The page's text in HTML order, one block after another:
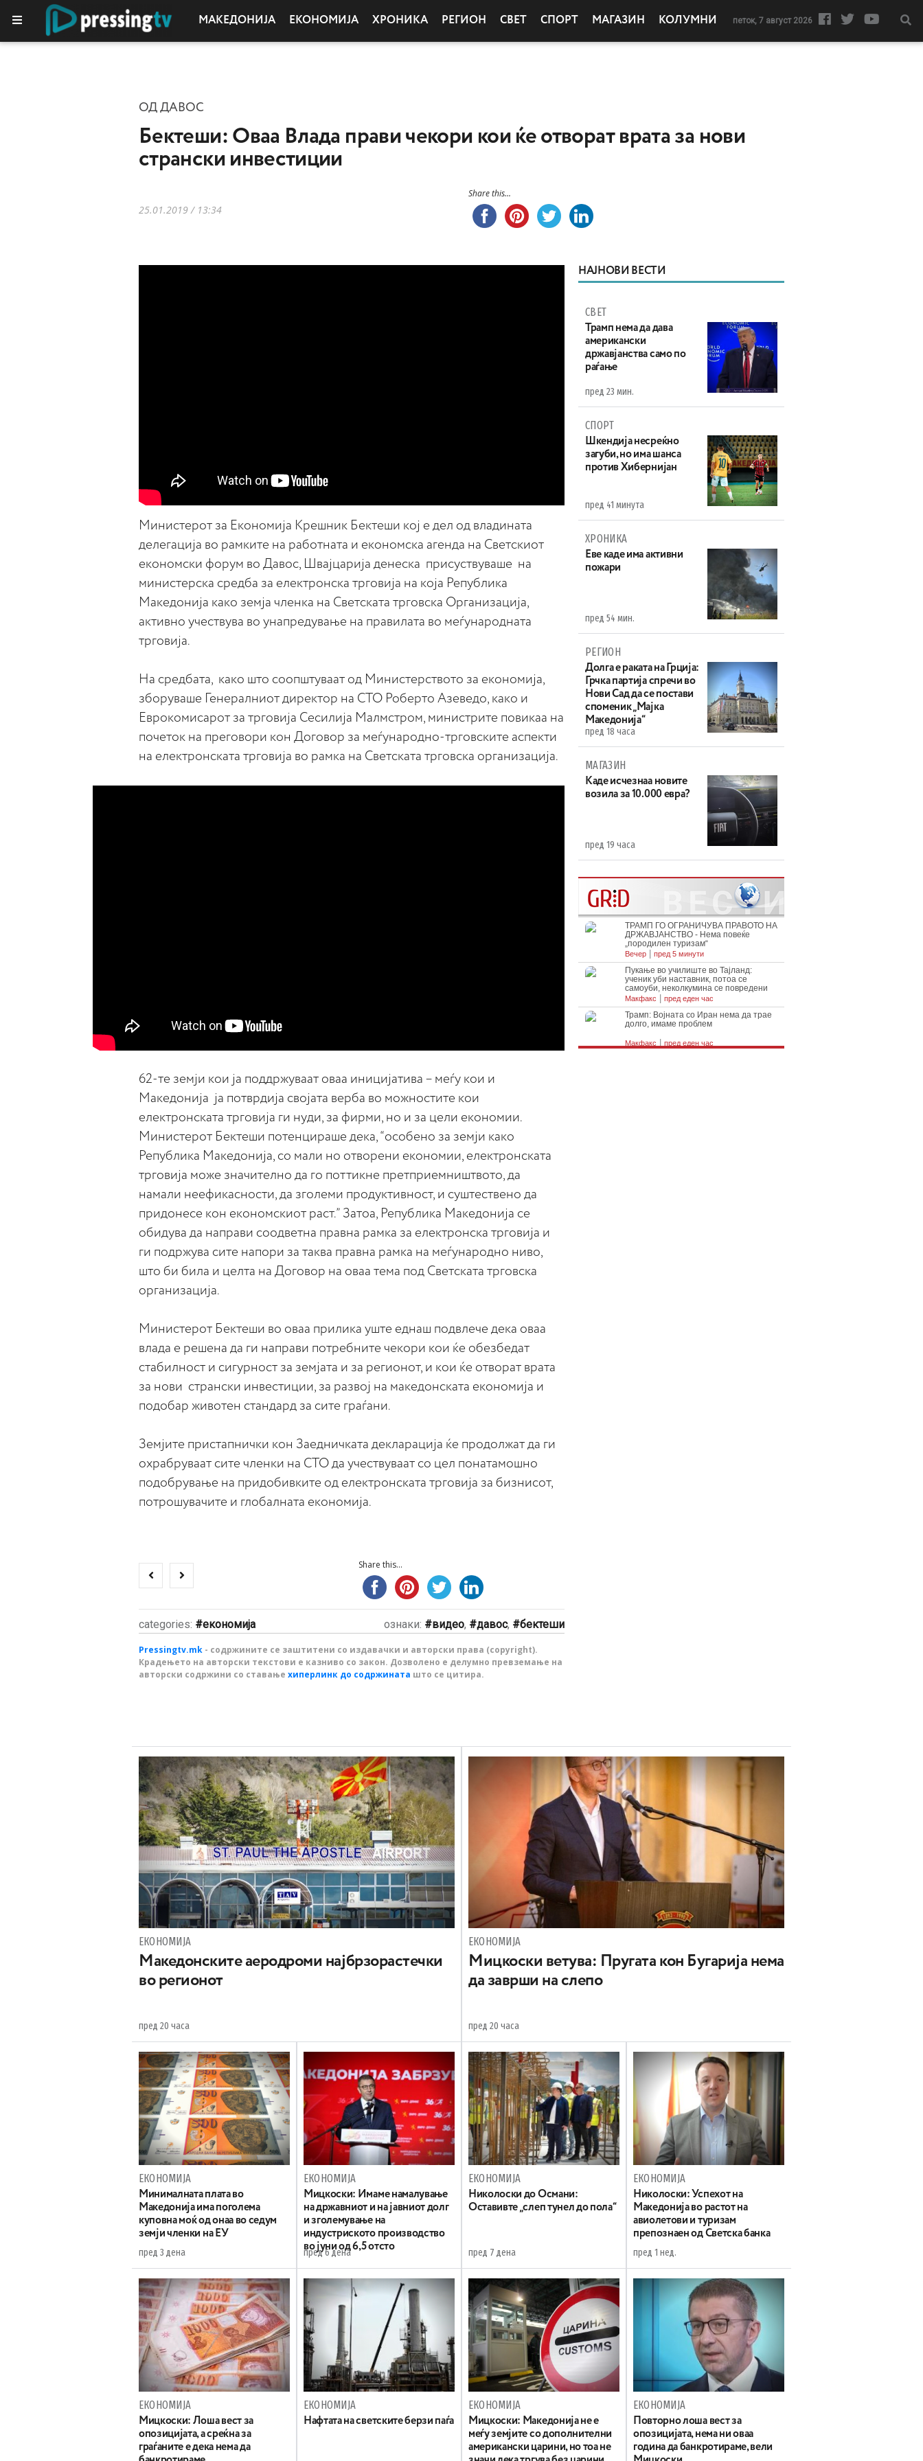
МАКЕДОНИЈА ЕКОНОМИЈА ХРОНИКА РЕГИОН СВЕТ СПОРТ МАГАЗИН КОЛУМНИ петок, 7 август 2026
ОД ДАВОС
Бектеши: Оваа Влада прави чекори кои ќе отворат врата за нови
странски инвестиции
25.01.2019 / 13:34
Share this...
Министерот за Економија Крешник Бектеши кој е дел од владината
делегација во рамките на работната и економска агенда на Светскиот
економски форум во Давос, Швајцарија денеска присуствуваше на
министерска средба за електронска трговија на која Република
Македонија како земја членка на Светската трговска Организација,
активно учествува во унапредување на правилата во меѓународната
трговија.
На средбата, како што соопштуваат од Министерството за економија,
зборуваше Генералниот директор на СТО Роберто Азеведо, како и
Еврокомисарот за трговија Сесилија Малмстром, министрите повикаа на
почеток на преговори кон Договор за меѓународно-трговските аспекти
на електронската трговија во рамка на Светската трговска организација.
62-те земји кои ја поддржуваат оваа иницијатива – меѓу кои и
Македонија ја потврдија својата верба во можностите кои
електронската трговија ги нуди, за фирми, но и за цели економии.
Министерот Бектеши потенцираше дека, “особено за земји како
Република Македонија, со мали но отворени економии, електронската
трговија може значително да го поттикне претприемништвото, да
намали неефикасности, да зголеми продуктивност, и суштествено да
придонесе кон економскиот раст.” Затоа, Република Македонија се
обидува да направи соодветна правна рамка за електронска трговија и
ги подржува сите напори за таква правна рамка на меѓународно ниво,
што би била и целта на Договор на оваа тема под Светската трговска
организација.
Министерот Бектеши во оваа прилика уште еднаш подвлече дека оваа
влада е решена да ги направи потребните чекори кои ќе обезбедат
стабилност и сигурност за земјата и за регионот, и кои ќе отворат врата
за нови странски инвестиции, за развој на македонската економија и
подобар животен стандард за сите граѓани.
Земјите пристапнички кон Заедничката декларација ќе продолжат да ги
охрабруваат сите членки на СТО да учествуваат со цел понатамошно
подобрување на придобивките од електронската трговија за бизнисот,
потрошувачите и глобалната економија.
Share this...
categories: економија ознаки: видео, давос, бектеши
Pressingtv.mk - содржините се заштитени со издавачки и авторски права (copyright).
Крадењето на авторски текстови е казниво со закон. Дозволено е делумно превземање на
авторски содржини со ставање хиперлинк до содржината што се цитира.
НАЈНОВИ ВЕСТИ
СВЕТ
Трамп нема да дава
американски
државјанства само по
раѓање
пред 23 мин.
СПОРТ
Шкендија несреќно
загуби, но има шанса
против Хибернијан
пред 41 минута
ХРОНИКА
Eве каде има активни
пожари
пред 54 мин.
РЕГИОН
Долга е раката на Грција:
Грчка партија спречи во
Нови Сад да се постави
споменик „Мајка
Македонија“
пред 18 часа
МАГАЗИН
Каде исчезнаа новите
возила за 10.000 евра?
пред 19 часа
ЕКОНОМИЈА
Maкедонските аеродроми најбрзорастечки
во регионот
пред 20 часа
ЕКОНОМИЈА
Mицкоски ветува: Пругата кон Бугарија нема
да заврши на слепо
пред 20 часа
ЕКОНОМИЈА
Минималната плата во
Македонија има поголема
куповна моќ од онаа во седум
земји членки на ЕУ
пред 3 дена
ЕКОНОМИЈА
Mицкоски: Имаме намалување
на државниот и на јавниот долг
и зголемување на
индустриското производство
во јуни од 6,5 отсто
пред 6 дена
ЕКОНОМИЈА
Николоски до Османи:
Oставивте „слеп тунел до пола“
пред 7 дена
ЕКОНОМИЈА
Николоски: Успехот на
Македонија во растот на
авиолетови и туризам
препознаен од Светска банка
пред 1 нед.
ЕКОНОМИЈА
Мицкоски: Лоша вест за
опозицијата, а среќна за
граѓаните е дека нема да
ЕКОНОМИЈА
Нафтата на светските берзи паѓа
ЕКОНОМИЈА
Мицкоски: Македонија не е
меѓу земјите со дополнителни
американски царини, но тоа не
ЕКОНОМИЈА
Повторно лоша вест за
опозицијата, нема ни оваа
година да банкротираме, вели